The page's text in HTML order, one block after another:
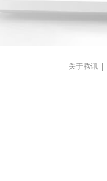
关于腾讯 |